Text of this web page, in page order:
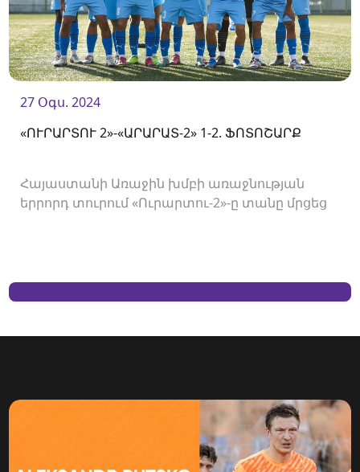
27 Օգս. 2024
«ՈՒՐԱՐՏՈՒ 2»-«ԱՐԱՐԱՏ-2» 1-2. ՖՈՏՈՇԱՐՔ
Հայաստանի Առաջին խմբի առաջնության
երրորդ տուրում «Ուրարտու-2»-ը տանը մրցեց